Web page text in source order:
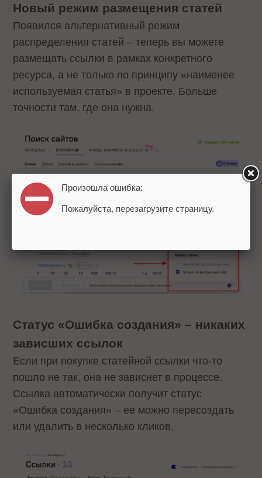
Новый режим размещения статей
Появился альтернативный режим
распределения статей – теперь вы можете
размещать ссылки в рамках конкретного
ресурса, а не только по принципу «наименее
используемая статья» в проекте. Больше
точности там, где она нужна.
Статус «Ошибка создания» – никаких
зависших ссылок
Если при покупке статейной ссылки что-то
пошло не так, она не зависнет в процессе.
Ссылка автоматически получит статус
«Ошибка создания» – ее можно пересоздать
или удалить в несколько кликов.
Произошла ошибка:
Пожалуйста, перезагрузите страницу.